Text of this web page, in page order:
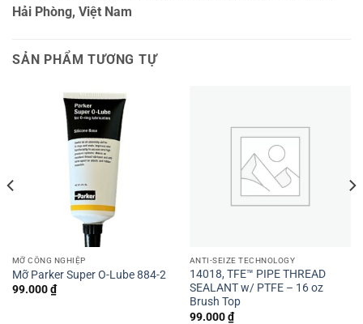
Hải Phòng, Việt Nam
SẢN PHẨM TƯƠNG TỰ
MỠ CÔNG NGHIỆP
Mỡ Parker Super O-Lube 884-2
99.000₫
ANTI-SEIZE TECHNOLOGY
14018, TFE™ PIPE THREAD
SEALANT w/ PTFE – 16 oz
Brush Top
99.000₫